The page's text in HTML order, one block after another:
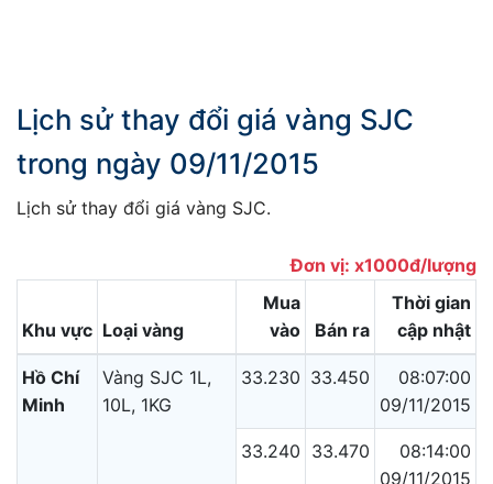
Lịch sử thay đổi giá vàng SJC
trong ngày 09/11/2015
Lịch sử thay đổi giá vàng SJC.
Đơn vị: x1000đ/lượng
Khu vực Loại vàng
Mua
vào
Bán ra
Thời gian
cập nhật
Hồ Chí
Minh
Vàng SJC 1L,
10L, 1KG
33.230 33.450
08:07:00
09/11/2015
33.240 33.470
08:14:00
09/11/2015